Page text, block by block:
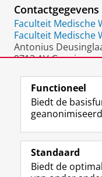
P
o
r
t
a
Contactgegevens
Faculteit Medische
Faculteit Medische
Antonius
9713 AV Groningen
Volg de
Studiekiezers
Functioneel
Biedt de
Standaard
Biedt de